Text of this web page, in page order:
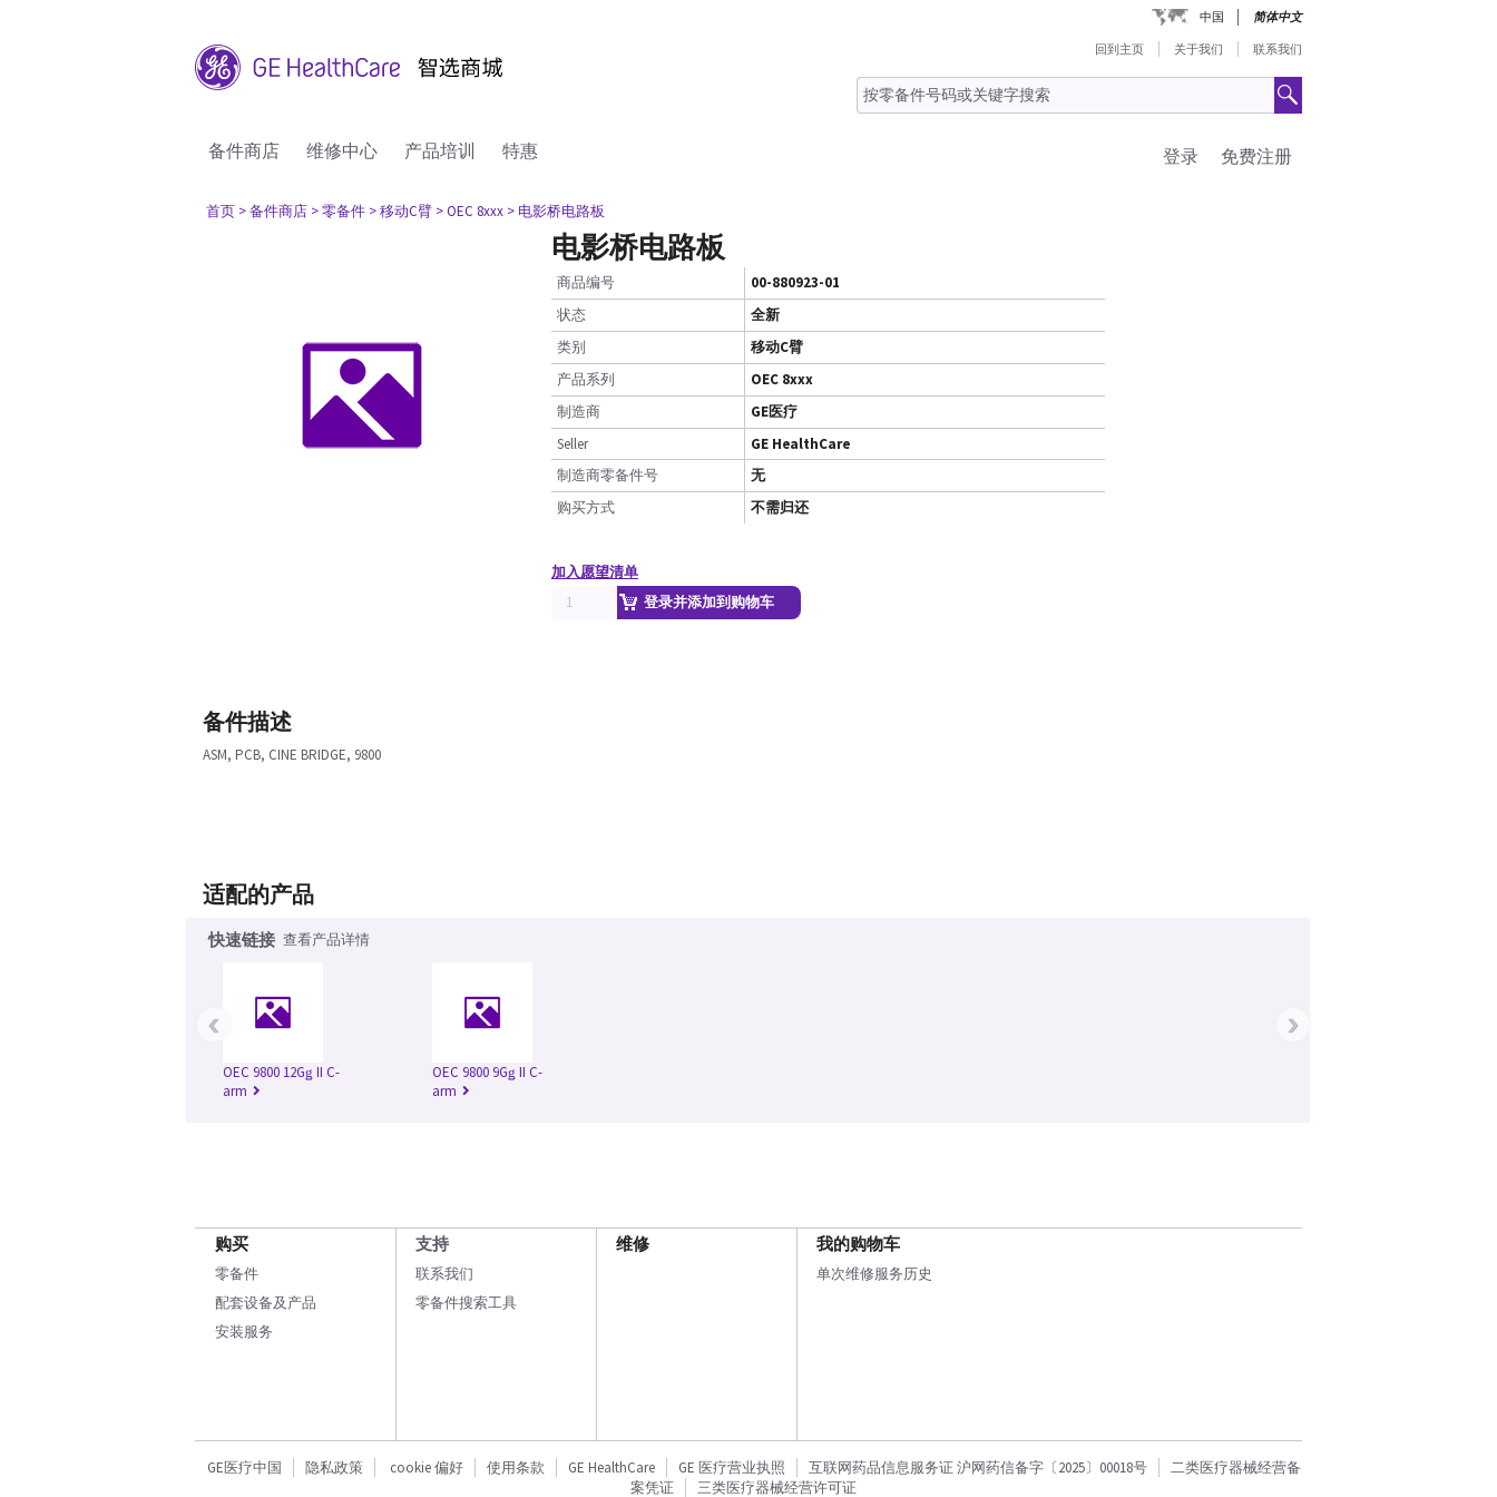
中国 简体中文
回到主页 关于我们 联系我们
备件商店 维修中心 产品培训 特惠 免费注册
登录
首页 > 备件商店 > 零备件 > 移动C臂 > OEC 8xxx > 电影桥电路板
电影桥电路板
商品编号
00-880923-01
状态
全新
类别
移动C臂
产品系列
OEC 8xxx
制造商
GE医疗
Seller
GE HealthCare
制造商零备件号
无
购买方式
不需归还
加入愿望清单
登录并添加到购物车
备件描述
ASM, PCB, CINE BRIDGE, 9800
适配的产品
快速链接 查看产品详情
OEC 9800 12Gǥ II C-
arm
OEC 9800 9Gǥ II C-
arm
‹ ›
购买
零备件
配套设备及产品
安装服务
支持
联系我们
零备件搜索工具
维修 我的购物车
单次维修服务历史
GE医疗中国 隐私政策 cookie 偏好 使用条款 GE HealthCare GE 医疗营业执照 互联网药品信息服务证 沪网药信备字〔2025〕00018号
二类医疗器械经营备
案凭证
三类医疗器械经营许可证